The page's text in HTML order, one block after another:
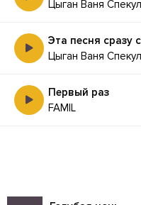
Цыган Ваня
Цыган Ваня
Первый раз
FAMIL